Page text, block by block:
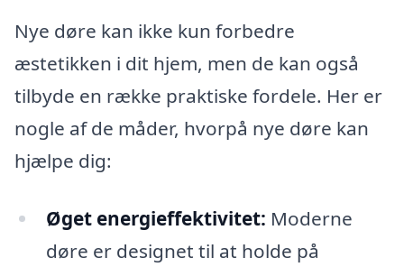
Nye døre kan ikke kun forbedre
æstetikken i dit hjem, men de kan også
tilbyde en række praktiske fordele. Her er
nogle af de måder, hvorpå nye døre kan
hjælpe dig:
Øget energieffektivitet: Moderne
døre er designet til at holde på